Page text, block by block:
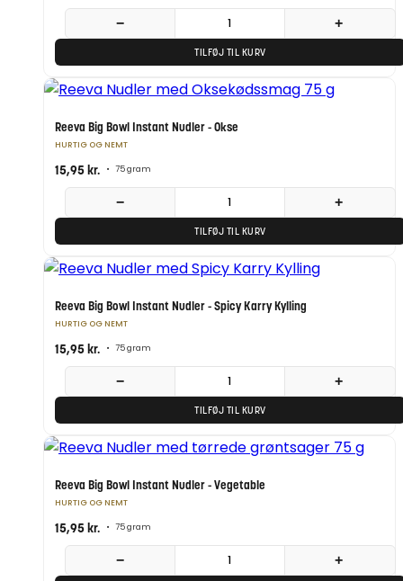
− +
TILFØJ TIL KURV
Reeva Big Bowl Instant Nudler - Okse
HURTIG OG NEMT
15,95kr. • 75 gram
− +
TILFØJ TIL KURV
Reeva Big Bowl Instant Nudler - Spicy Karry Kylling
HURTIG OG NEMT
15,95kr. • 75 gram
− +
TILFØJ TIL KURV
Reeva Big Bowl Instant Nudler - Vegetable
HURTIG OG NEMT
15,95kr. • 75 gram
− +